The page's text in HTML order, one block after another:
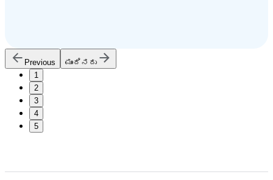
Previous
ಮುಂದಿನದು
1
2
3
4
5